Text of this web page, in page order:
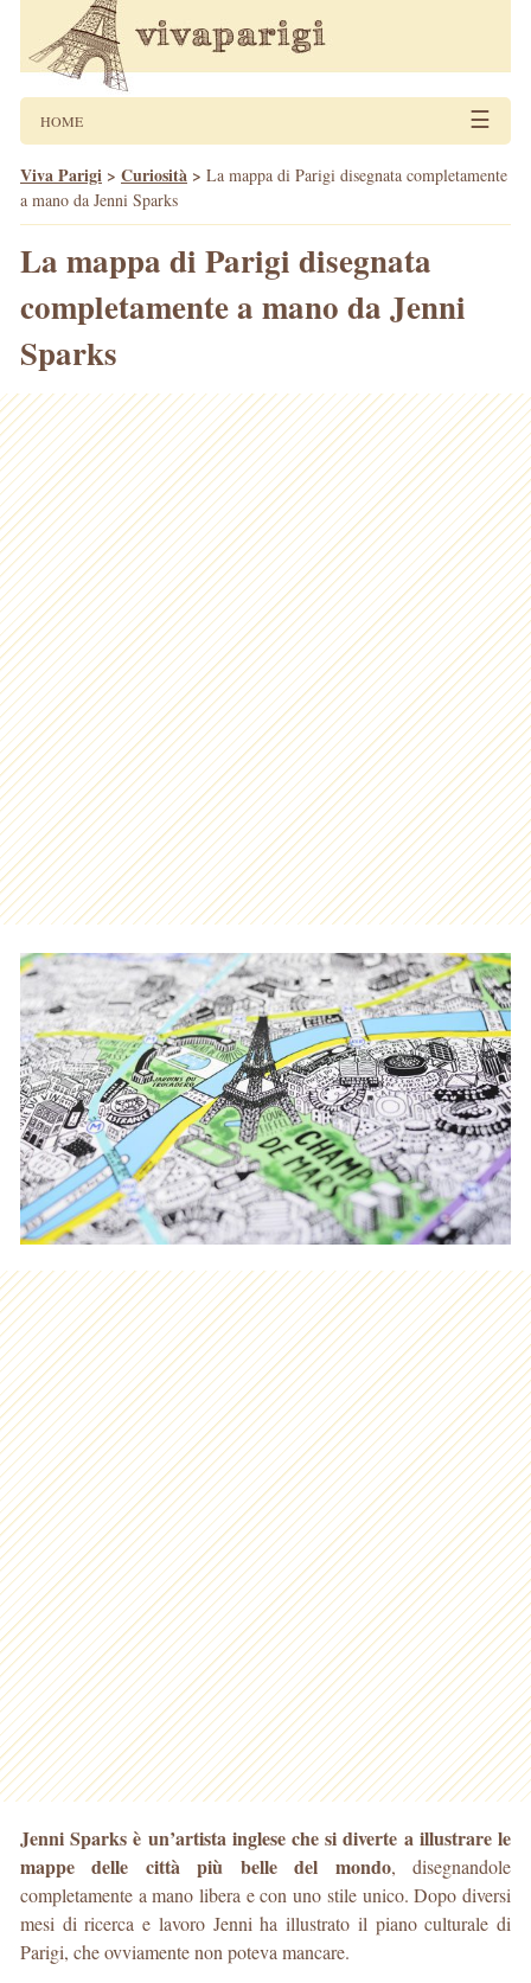
HOME ☰
Viva Parigi > Curiosità > La mappa di Parigi disegnata completamente
a mano da Jenni Sparks
La mappa di Parigi disegnata
completamente a mano da Jenni
Sparks
Jenni Sparks è un’artista inglese che si diverte a illustrare le
mappe delle città più belle del mondo, disegnandole
completamente a mano libera e con uno stile unico. Dopo diversi
mesi di ricerca e lavoro Jenni ha illustrato il piano culturale di
Parigi, che ovviamente non poteva mancare.